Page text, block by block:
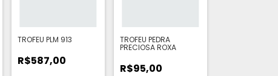
TROFEU PLM 913
R$587,00
TROFEU PEDRA
PRECIOSA ROXA
R$95,00